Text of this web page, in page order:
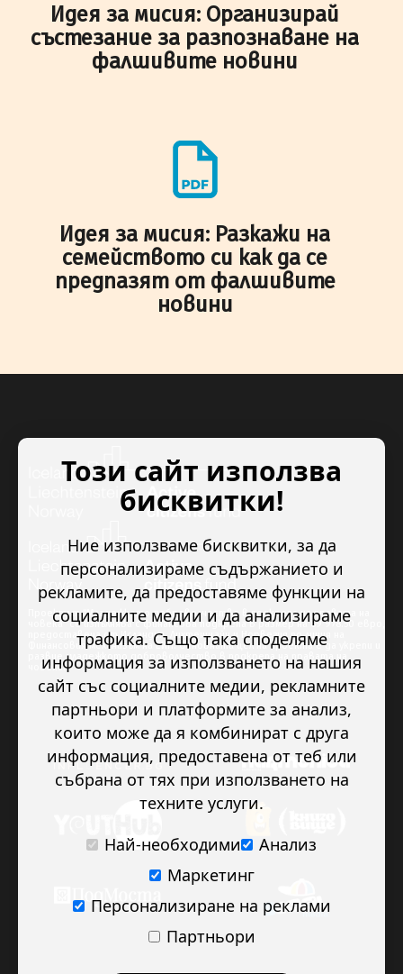
Идея за мисия: Организирай
състезание за разпознаване на
фалшивите новини
Идея за мисия: Разкажи на
семейството си как да се
предпазят от фалшивите
новини
Проектът “Младежкото доброволчество в подкрепа на правата на
човека” се изпълнява с финансова подкрепа в размер на 89 978.50 евро,
предоставена от Исландия, Лихтенщайн и Норвегия по линия на
Финансовия механизъм на ЕИП. Основната цел на проекта е да укрепи и
развие младежкото доброволчество в подкрепа на правата на
човека.
Този сайт използва
бисквитки!
Ние използваме бисквитки, за да
персонализираме съдържанието и
рекламите, да предоставяме функции на
социалните медии и да анализираме
трафика. Също така споделяме
информация за използването на нашия
сайт със социалните медии, рекламните
партньори и платформите за анализ,
които може да я комбинират с друга
информация, предоставена от теб или
събрана от тях при използването на
техните услуги.
Най-необходими
Анализ
Маркетинг
Персонализиране на реклами
Партньори